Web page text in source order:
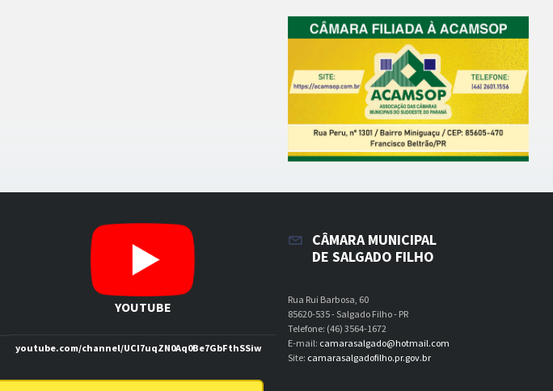
YOUTUBE
youtube.com/channel/UCI7uqZN0Aq0Be7GbFthSSiw
CÂMARA MUNICIPAL
DE SALGADO FILHO
Rua Rui Barbosa, 60
85620-535 - Salgado Filho - PR
Telefone: (46) 3564-1672
E-mail: camarasalgado@hotmail.com
Site: camarasalgadofilho.pr.gov.br